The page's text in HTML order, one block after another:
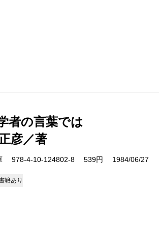
者の言葉では
彦／著
978-4-10-124802-8 539円 1984/06/27
籍あり